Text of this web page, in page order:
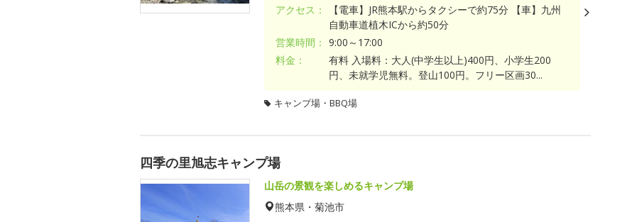
アクセス：
【電車】JR熊本駅からタクシーで約75分 【車】九州
自動車道植木ICから約50分
営業時間： 9:00～17:00
料金：
有料 入場料：大人(中学生以上)400円、小学生200
円、未就学児無料。登山100円。フリー区画30...
キャンプ場・BBQ場
四季の里旭志キャンプ場
山岳の景観を楽しめるキャンプ場
熊本県・菊池市